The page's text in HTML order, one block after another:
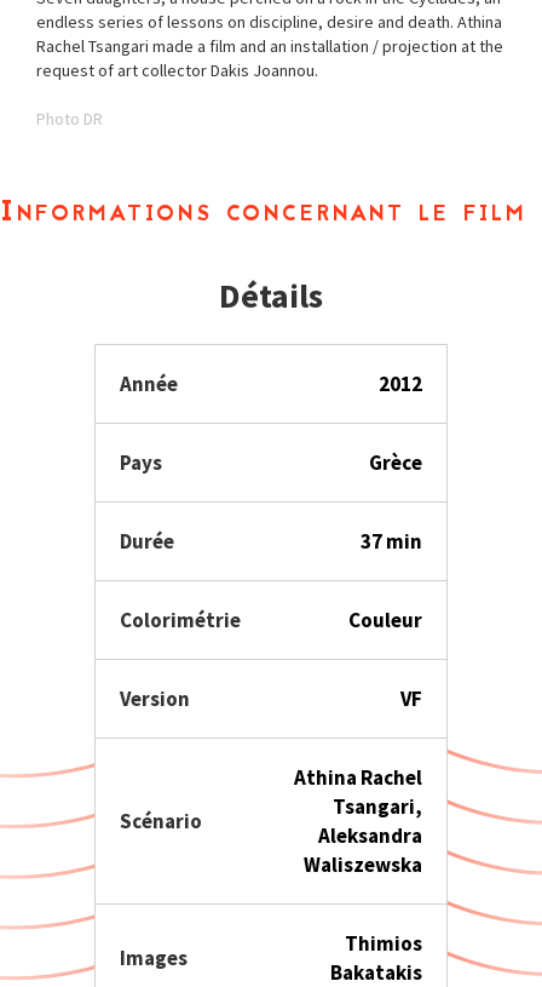
endless series of lessons on discipline, desire and death. Athina
Rachel Tsangari made a film and an installation / projection at the
request of art collector Dakis Joannou.
Photo DR
Informations concernant le film
Détails
Année 2012
Pays Grèce
Durée 37 min
Colorimétrie Couleur
Version VF
Scénario
Athina Rachel
Tsangari,
Aleksandra
Waliszewska
Images
Thimios
Bakatakis